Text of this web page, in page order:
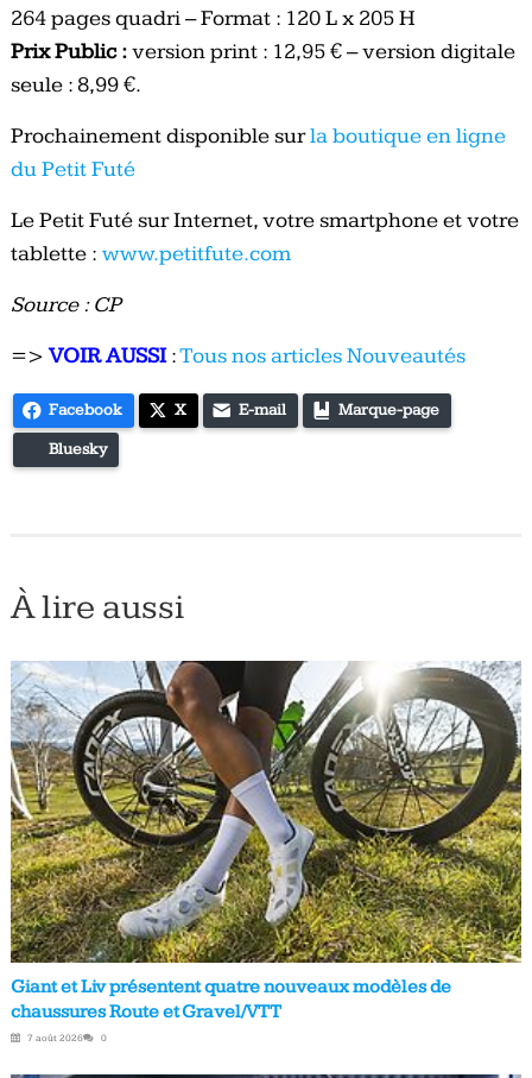
264 pages quadri – Format : 120 L x 205 H
Prix Public :version print : 12,95 € – version digitale
seule : 8,99 €.
Prochainement disponible surla boutique en ligne
du Petit Futé
Le Petit Futé sur Internet, votre smartphone et votre
tablette : www.petitfute.com
Source : CP
=>VOIR AUSSI:Tous nos articles Nouveautés
Facebook X E-mail Marque-page
Bluesky
À lire aussi
Giant et Liv présentent quatre nouveaux modèles de
chaussures Route et Gravel/VTT
7 août 2026 0